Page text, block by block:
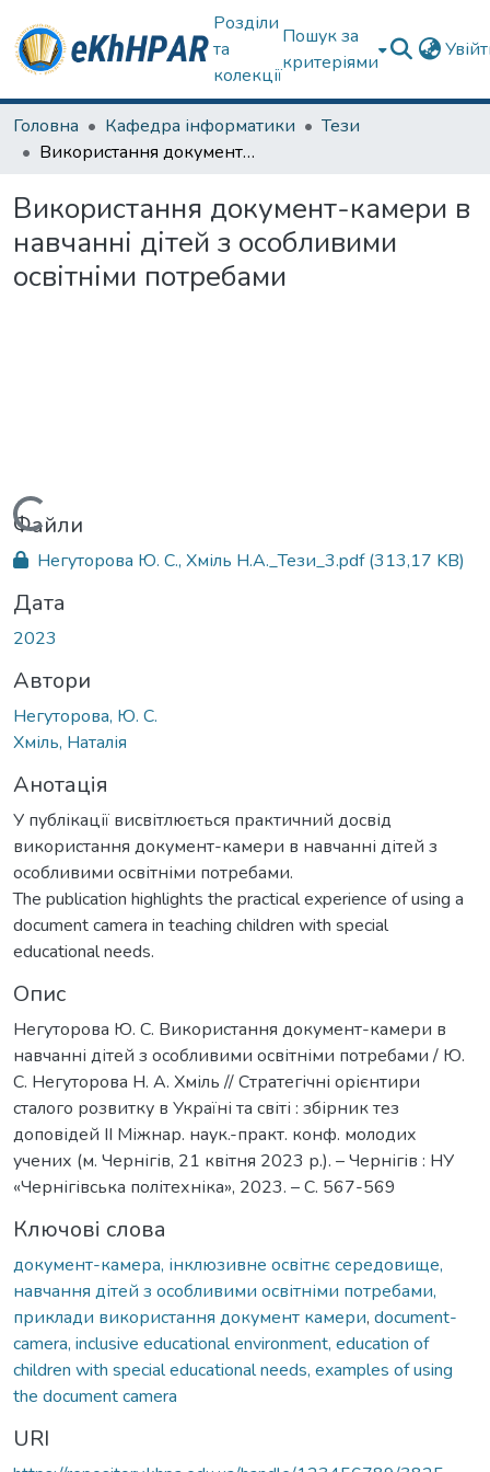
Розділи
та
колекції
Пошук за
критеріями
Головна Кафедра інформатики
Тези
Використання документ-камери в навчанні дітей з особливими освітніми потребами
Використання документ-камери в
навчанні дітей з особливими
освітніми потребами
Вантажиться...
Файли
Негуторова Ю. С., Хміль Н.А._Тези_3.pdf(313,17 KB)
Дата
2023
Автори
Негуторова, Ю. С.
Хміль, Наталія
Анотація
У публікації висвітлюється практичний досвід
використання документ-камери в навчанні дітей з
особливими освітніми потребами.
The publication highlights the practical experience of using a
document camera in teaching children with special
educational needs.
Опис
Негуторова Ю. С. Використання документ-камери в
навчанні дітей з особливими освітніми потребами / Ю.
С. Негуторова Н. А. Хміль // Стратегічні орієнтири
сталого розвитку в Україні та світі : збірник тез
доповідей ІІ Міжнар. наук.-практ. конф. молодих
учених (м. Чернігів, 21 квітня 2023 р.). – Чернігів : НУ
«Чернігівська політехніка», 2023. – С. 567-569
Ключові слова
документ-камера, інклюзивне освітнє середовище,
навчання дітей з особливими освітніми потребами,
приклади використання документ камери, document-
camera, inclusive educational environment, education of
children with special educational needs, examples of using
the document camera
URI